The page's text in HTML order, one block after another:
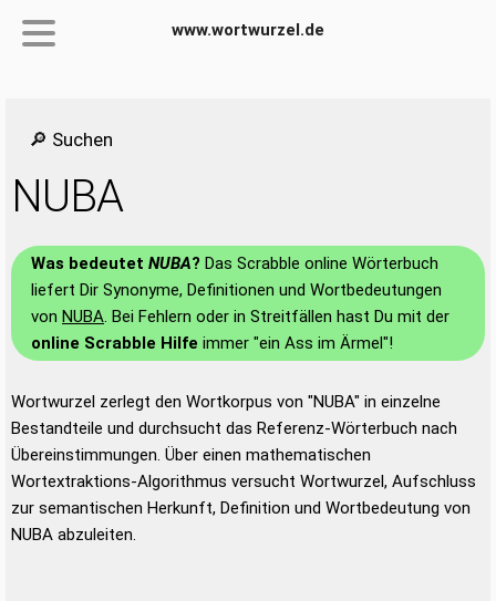
www.wortwurzel.de
🔎 Suchen
NUBA
Was bedeutet NUBA? Das Scrabble online Wörterbuch
liefert Dir Synonyme, Definitionen und Wortbedeutungen
von NUBA. Bei Fehlern oder in Streitfällen hast Du mit der
online Scrabble Hilfe immer "ein Ass im Ärmel"!
Wortwurzel zerlegt den Wortkorpus von "NUBA" in einzelne
Bestandteile und durchsucht das Referenz-Wörterbuch nach
Übereinstimmungen. Über einen mathematischen
Wortextraktions-Algorithmus versucht Wortwurzel, Aufschluss
zur semantischen Herkunft, Definition und Wortbedeutung von
NUBA abzuleiten.